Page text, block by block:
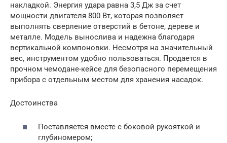
накладкой. Энергия удара равна 3,5 Дж за счет
мощности двигателя 800 Вт, которая позволяет
выполнять сверление отверстий в бетоне, дереве и
металле. Модель вынослива и надежна благодаря
вертикальной компоновки. Несмотря на значительный
вес, инструментом удобно пользоваться. Продается в
прочном чемодане-кейсе для безопасного перемещения
прибора с отдельным местом для хранения насадок.
Достоинства
Поставляется вместе с боковой рукояткой и
глубиномером;